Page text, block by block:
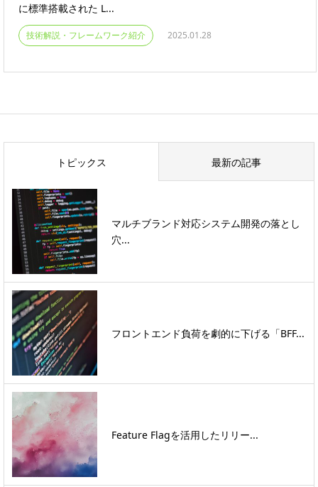
に標準搭載された L...
技術解説・フレームワーク紹介 2025.01.28
トピックス 最新の記事
マルチブランド対応システム開発の落とし
穴...
フロントエンド負荷を劇的に下げる「BFF...
Feature Flagを活用したリリー...